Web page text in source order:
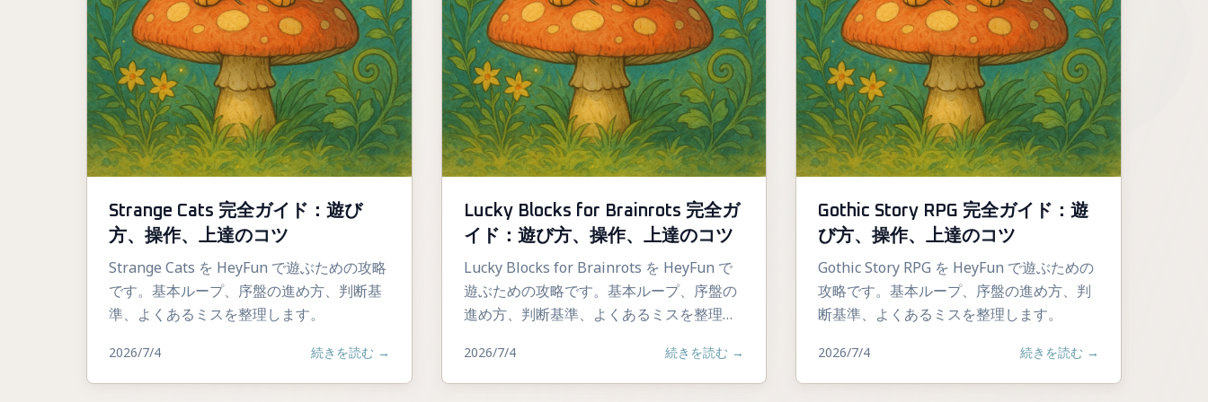
Strange Cats 完全ガイド：遊び
方、操作、上達のコツ
Strange Cats を HeyFun で遊ぶための攻略
です。基本ループ、序盤の進め方、判断基
準、よくあるミスを整理します。
2026/7/4 続きを読む →
Lucky Blocks for Brainrots 完全ガ
イド：遊び方、操作、上達のコツ
Lucky Blocks for Brainrots を HeyFun で
遊ぶための攻略です。基本ループ、序盤の
進め方、判断基準、よくあるミスを整理し
2026/7/4 続きを読む →
Gothic Story RPG 完全ガイド：遊
び方、操作、上達のコツ
Gothic Story RPG を HeyFun で遊ぶための
攻略です。基本ループ、序盤の進め方、判
断基準、よくあるミスを整理します。
2026/7/4 続きを読む →